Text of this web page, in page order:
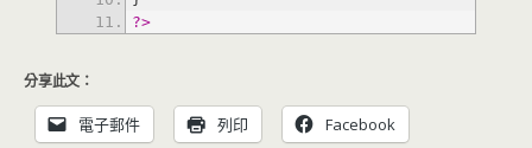
?>
分享此文：
電子郵件 列印 Facebook